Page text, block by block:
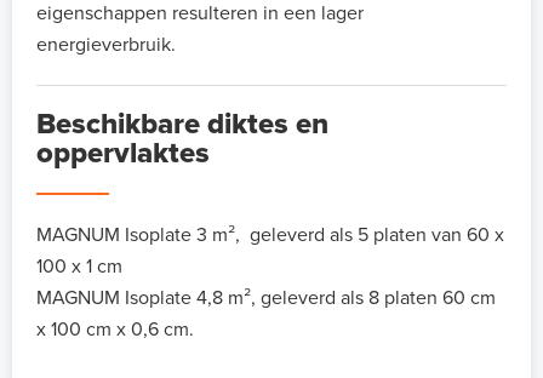
eigenschappen resulteren in een lager
energieverbruik.
Beschikbare diktes en
oppervlaktes
MAGNUM Isoplate 3 m², geleverd als 5 platen van 60 x
100 x 1 cm
MAGNUM Isoplate 4,8 m², geleverd als 8 platen 60 cm
x 100 cm x 0,6 cm.